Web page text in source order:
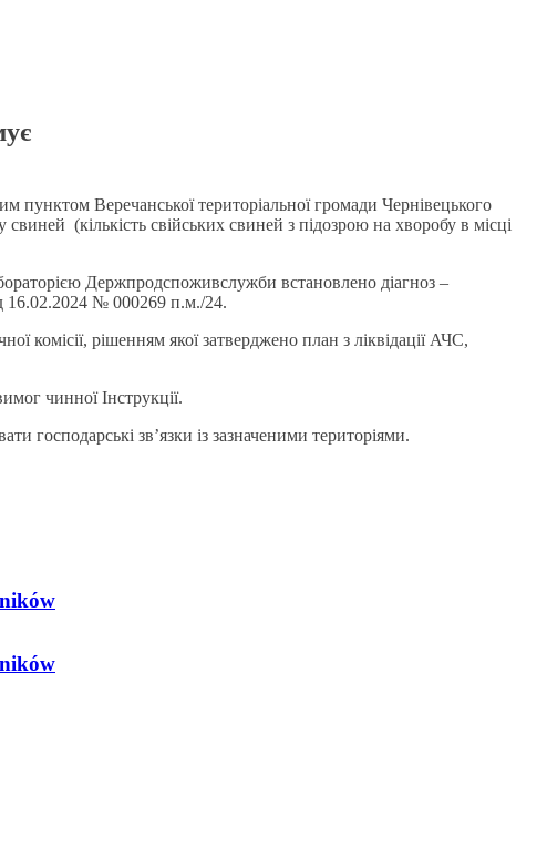
пунктом Веречанської територіальної громади Чернівецького
(кількість свійських свиней з підозрою на хворобу в місці
Держпродспоживслужби встановлено діагноз –
16.02.2024 № 000269 п.м./24.
комісії, рішенням якої затверджено план з ліквідації АЧС,
чинної Інструкції.
господарські зв’язки із зазначеними територіями.